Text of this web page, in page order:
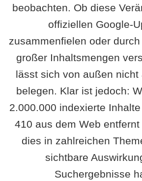
beobachten. Ob diese
offiziellen Google-
zusammenfielen oder
großer Inhaltsmengen
lässt sich von außen nicht
belegen. Klar ist jedoch:
2.000.000 indexierte
410 aus dem Web
dies in zahlreichen
sichtbare
Suchergebnisse